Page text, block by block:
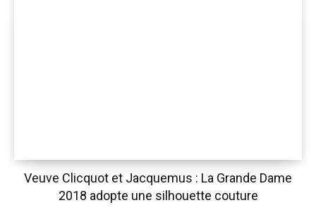
Veuve Clicquot et Jacquemus : La Grande Dame
2018 adopte une silhouette couture